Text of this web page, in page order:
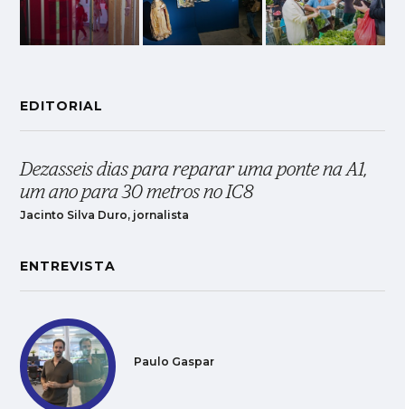
EDITORIAL
Dezasseis dias para reparar uma ponte na A1,
um ano para 30 metros no IC8
Jacinto Silva Duro, jornalista
ENTREVISTA
Paulo Gaspar